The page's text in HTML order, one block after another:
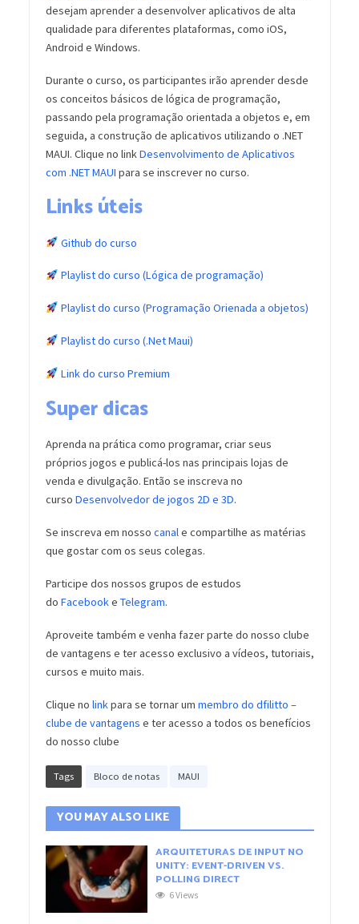
desejam aprender a desenvolver aplicativos de alta
qualidade para diferentes plataformas, como iOS,
Android e Windows.
Durante o curso, os participantes irão aprender desde
os conceitos básicos de lógica de programação,
passando pela programação orientada a objetos e, em
seguida, a construção de aplicativos utilizando o .NET
MAUI. Clique no link Desenvolvimento de Aplicativos
com .NET MAUI para se inscrever no curso.
Links úteis
Github do curso
Playlist do curso (Lógica de programação)
Playlist do curso (Programação Orienada a objetos)
Playlist do curso (.Net Maui)
Link do curso Premium
Super dicas
Aprenda na prática como programar, criar seus
próprios jogos e publicá-los nas principais lojas de
venda e divulgação. Então se inscreva no
curso Desenvolvedor de jogos 2D e 3D.
Se inscreva em nosso canale compartilhe as matérias
que gostar com os seus colegas.
Participe dos nossos grupos de estudos
do Facebooke Telegram.
Aproveite também e venha fazer parte do nosso clube
de vantagens e ter acesso exclusivo a vídeos, tutoriais,
cursos e muito mais.
Clique no linkpara se tornar um membro do dfilitto –
clube de vantagens e ter acesso a todos os benefícios
do nosso clube
Tags Bloco de notas MAUI
YOU MAY ALSO LIKE
ARQUITETURAS DE INPUT NO
UNITY: EVENT-DRIVEN VS.
POLLING DIRECT
6 Views